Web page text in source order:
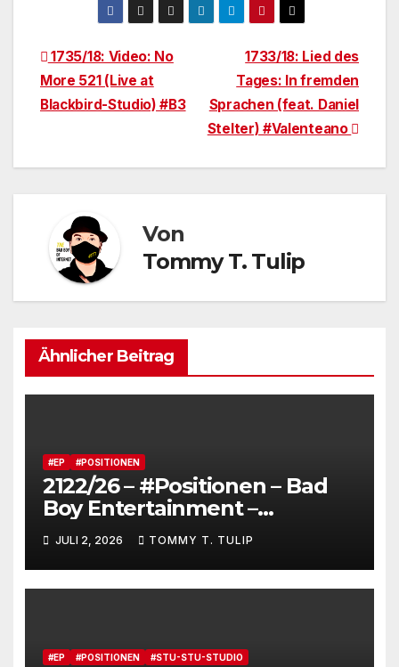
Beitragsnavigation1733/18: Lied des
Tages: In fremden
Sprachen (feat. Daniel
Stelter) #Valenteano
1735/18: Video: No
More 521 (Live at
Blackbird-Studio) #B3
Von
Tommy T. Tulip
Ähnlicher Beitrag
#EP #POSITIONEN
2122/26 – #Positionen – Bad
Boy Entertainment –
Fensterstürze, ungeheurer
Reichtum,
dienstverpflichtete
Claqueure und soziale
JULI 2, 2026 TOMMY T. TULIP
#EP #POSITIONEN #STU-STU-STUDIO